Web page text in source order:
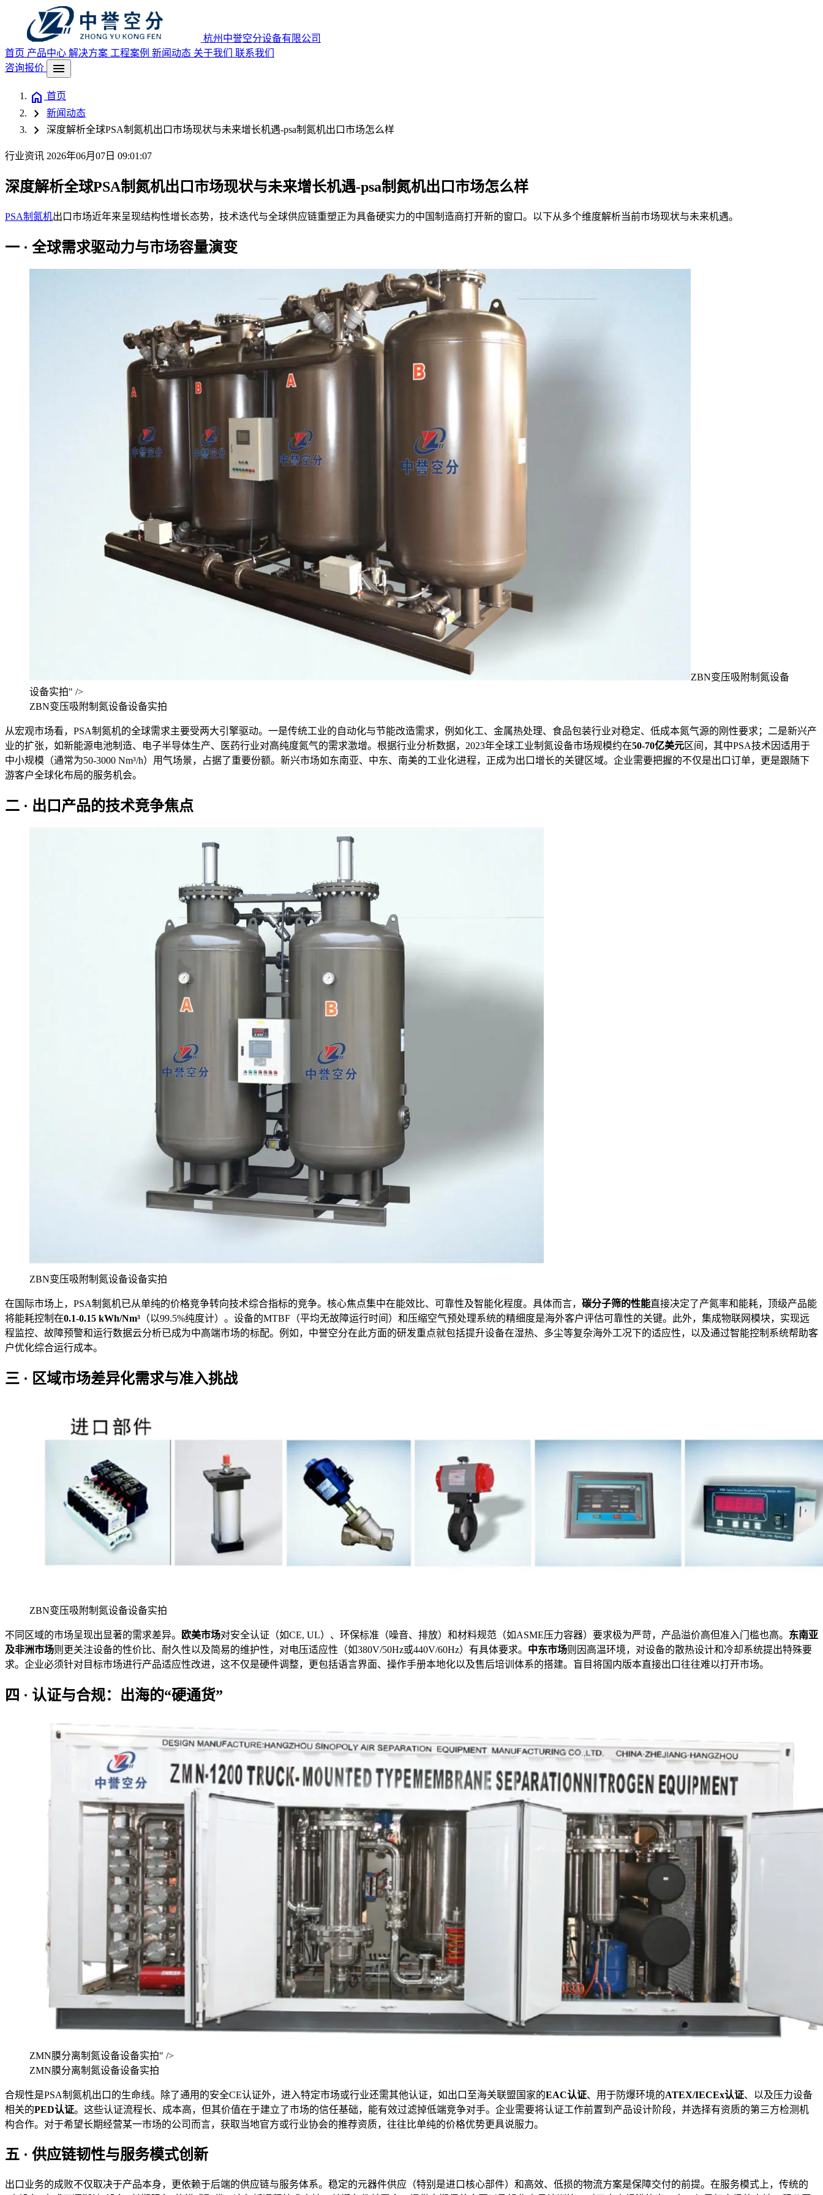
杭州中誉空分设备有限公司
首页 产品中心 解决方案 工程案例 新闻动态 关于我们 联系我们
咨询报价
menu
home 首页
chevron_right 新闻动态
chevron_right 深度解析全球PSA制氮机出口市场现状与未来增长机遇-psa制氮机出口市场怎么样
行业资讯 2026年06月07日 09:01:07
深度解析全球PSA制氮机出口市场现状与未来增长机遇-psa制氮机出口市场怎么样
PSA制氮机出口市场近年来呈现结构性增长态势，技术迭代与全球供应链重塑正为具备硬实力的中国制造商打开新的窗口。以下从多个维度解析当前市场现状与未来机遇。
一 · 全球需求驱动力与市场容量演变
ZBN变压吸附制氮设备
设备实拍" />
ZBN变压吸附制氮设备设备实拍
从宏观市场看，PSA制氮机的全球需求主要受两大引擎驱动。一是传统工业的自动化与节能改造需求，例如化工、金属热处理、食品包装行业对稳定、低成本氮气源的刚性要求；二是新兴产
业的扩张，如新能源电池制造、电子半导体生产、医药行业对高纯度氮气的需求激增。根据行业分析数据，2023年全球工业制氮设备市场规模约在50-70亿美元区间，其中PSA技术因适用于
中小规模（通常为50-3000 Nm³/h）用气场景，占据了重要份额。新兴市场如东南亚、中东、南美的工业化进程，正成为出口增长的关键区域。企业需要把握的不仅是出口订单，更是跟随下
游客户全球化布局的服务机会。
二 · 出口产品的技术竞争焦点
ZBN变压吸附制氮设备设备实拍
在国际市场上，PSA制氮机已从单纯的价格竞争转向技术综合指标的竞争。核心焦点集中在能效比、可靠性及智能化程度。具体而言， 碳分子筛的性能直接决定了产氮率和能耗，顶级产品能
将能耗控制在0.1-0.15 kWh/Nm³ （以99.5%纯度计）。设备的MTBF（平均无故障运行时间）和压缩空气预处理系统的精细度是海外客户评估可靠性的关键。此外，集成物联网模块，实现远
程监控、故障预警和运行数据云分析已成为中高端市场的标配。例如，中誉空分在此方面的研发重点就包括提升设备在湿热、多尘等复杂海外工况下的适应性，以及通过智能控制系统帮助客
户优化综合运行成本。
三 · 区域市场差异化需求与准入挑战
ZBN变压吸附制氮设备设备实拍
不同区域的市场呈现出显著的需求差异。 欧美市场对安全认证（如CE, UL）、环保标准（噪音、排放）和材料规范（如ASME压力容器）要求极为严苛，产品溢价高但准入门槛也高。 东南亚
及非洲市场则更关注设备的性价比、耐久性以及简易的维护性，对电压适应性（如380V/50Hz或440V/60Hz）有具体要求。 中东市场则因高温环境，对设备的散热设计和冷却系统提出特殊要
求。企业必须针对目标市场进行产品适应性改进，这不仅是硬件调整，更包括语言界面、操作手册本地化以及售后培训体系的搭建。盲目将国内版本直接出口往往难以打开市场。
四 · 认证与合规：出海的“硬通货”
ZMN膜分离制氮设备设备实拍" />
ZMN膜分离制氮设备设备实拍
合规性是PSA制氮机出口的生命线。除了通用的安全CE认证外，进入特定市场或行业还需其他认证，如出口至海关联盟国家的EAC认证、用于防爆环境的ATEX/IECEx认证、以及压力设备
相关的PED认证。这些认证流程长、成本高，但其价值在于建立了市场的信任基础，能有效过滤掉低端竞争对手。企业需要将认证工作前置到产品设计阶段，并选择有资质的第三方检测机
构合作。对于希望长期经营某一市场的公司而言，获取当地官方或行业协会的推荐资质，往往比单纯的价格优势更具说服力。
五 · 供应链韧性与服务模式创新
出口业务的成败不仅取决于产品本身，更依赖于后端的供应链与服务体系。稳定的元器件供应（特别是进口核心部件）和高效、低损的物流方案是保障交付的前提。在服务模式上，传统的